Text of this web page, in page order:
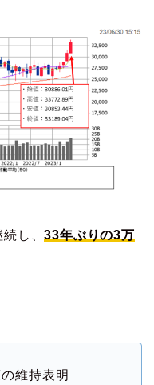
続し、33年ぶりの3万
維持表明